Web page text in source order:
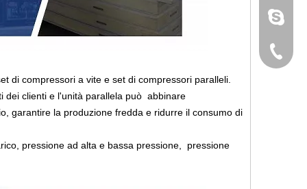
di compressori a vite e set di compressori paralleli.
dei clienti e l'unità parallela può abbinare
garantire la produzione fredda e ridurre il consumo di
pressione ad alta e bassa pressione, pressione
+86